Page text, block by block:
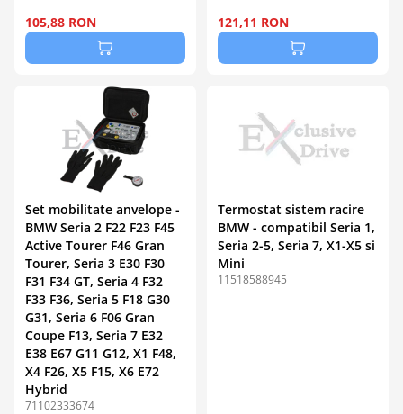
105,88 RON 121,11 RON
Set mobilitate anvelope -
BMW Seria 2 F22 F23 F45
Active Tourer F46 Gran
Tourer, Seria 3 E30 F30
F31 F34 GT, Seria 4 F32
F33 F36, Seria 5 F18 G30
G31, Seria 6 F06 Gran
Coupe F13, Seria 7 E32
E38 E67 G11 G12, X1 F48,
X4 F26, X5 F15, X6 E72
Hybrid
71102333674
Termostat sistem racire
BMW - compatibil Seria 1,
Seria 2-5, Seria 7, X1-X5 si
Mini
11518588945